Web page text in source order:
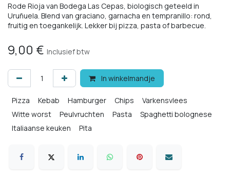
Rode Rioja van Bodega Las Cepas, biologisch geteeld in
Uruñuela. Blend van graciano, garnacha en tempranillo: rond,
fruitig en toegankelijk. Lekker bij pizza, pasta of barbecue.
9,00 € Inclusief btw
In winkelmandje
Pizza Kebab Hamburger Chips
Varkensvlees
Witte worst
Peulvruchten Pasta
Spaghetti bolognese
Italiaanse keuken
Pita